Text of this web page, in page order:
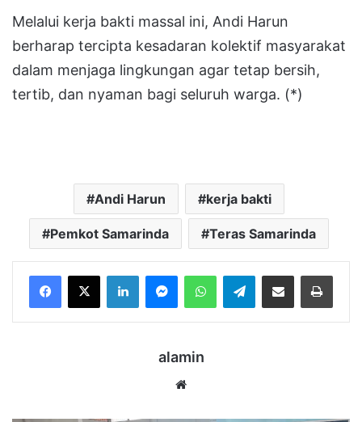
Melalui kerja bakti massal ini, Andi Harun
berharap tercipta kesadaran kolektif masyarakat
dalam menjaga lingkungan agar tetap bersih,
tertib, dan nyaman bagi seluruh warga. (*)
Andi Harun kerja bakti
Pemkot Samarinda Teras Samarinda
LinkedInMessengerWhatsAppTelegramBagikan melalui Email Cetak
alamin